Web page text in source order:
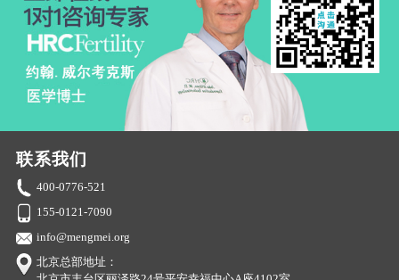
联系我们
400-0776-521
155-0121-7090
info@mengmei.org
北京总部地址：